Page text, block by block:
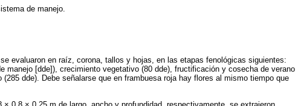
de manejo.
evaluaron en raíz, corona, tallos y hojas, en las etapas fenológicas siguientes:
manejo [dde]), crecimiento vegetativo (80 dde), fructificación y cosecha de verano
dde). Debe señalarse que en frambuesa roja hay flores al mismo tiempo que